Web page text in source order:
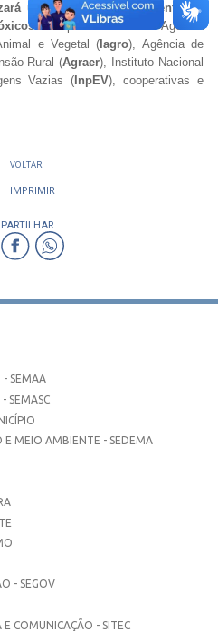
uma ação de recebimento de
em parceria com a Agência
e Vegetal ( Iagro), Agência de
Rural (Agraer), Instituto Nacional
Vazias ( InpEV), cooperativas e
VOLTAR
IMPRIMIR
- SEMAA
SEMASC
E MEIO AMBIENTE - SEDEMA
- SEGOV
COMUNICAÇÃO - SITEC